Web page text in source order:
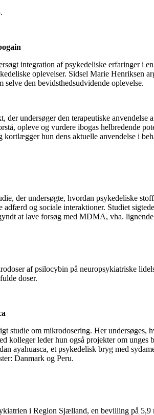
integration af psykedeliske erfaringer i
oplevelser. Sidsel Marie Henriksen
den bevidsthedsudvidende oplevelse.
undersøger den terapeutiske
opleve og vurdere ibogas helbredende
hun dens aktuelle anvendelse i
der undersøgte, hvordan psykedeliske
og sociale interaktioner. Studiet
at lave forsøg med MDMA, vha. lignende
af psilocybin på neuropsykiatriske
doser.
studie om mikrodosering. Her
kolleger leder hun også projekter om
ayahuasca, et psykedelisk bryg med
Danmark og Peru.
i Region Sjælland, en bevilling på